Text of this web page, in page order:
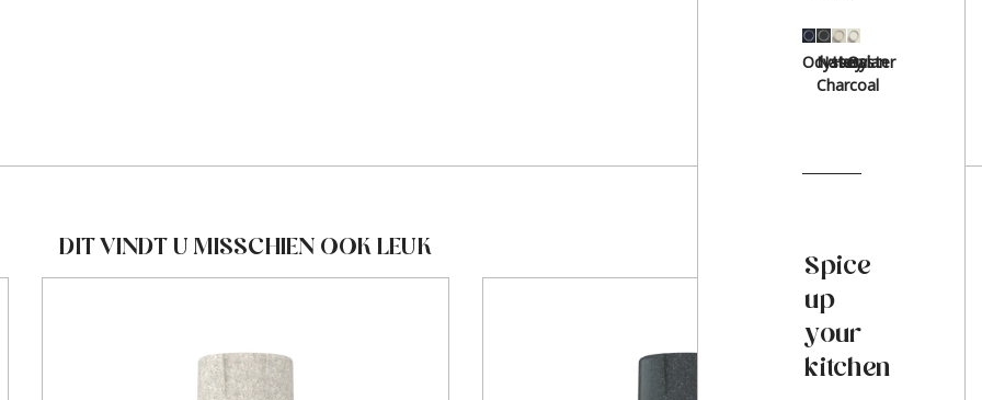
Odyssey
Natural
Charcoal
Hessian
Oyster
Spice
up
your
kitchen
DIT VINDT U MISSCHIEN OOK LEUK